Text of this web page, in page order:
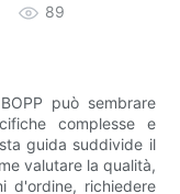
89
può sembrare
complesse e
guida suddivide il
valutare la qualità,
d'ordine, richiedere